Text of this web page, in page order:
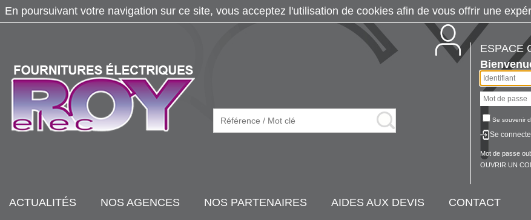
ESPACE
Se souvenir
Se
Mot de passe
OUVRIR UN
ACTUALITÉS NOS AGENCES NOS PARTENAIRES AIDES AUX DEVIS CONTACT
En poursuivant votre navigation sur ce site, vous acceptez l'utilisation de cookies afin de vous offrir une